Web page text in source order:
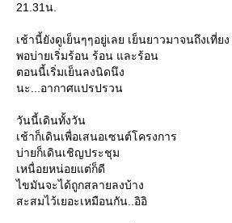
21.31น.
เช้านี้ยังดูเย็นๆๆอยู่เลย เย็นยาวมาจนถึงเที่ยง
พอบ่ายเริ่มร้อน ร้อน และร้อน
ตอนนี้เริ่มเย็นลงนิดนึง
นะ...อากาศแปรปรวน
วันนี้เดินทั้งวัน
เช้าก็เดินเพื่อเสนอเซนต์โครงการ
บ่ายก็เดินเชิญประชุม
เหนื่อยหน่อยแต่ก็ดี
ไขมันจะได้ถูกสลายลงบ้าง
สะสมไว้เยอะเหมือนกัน..อิอิ